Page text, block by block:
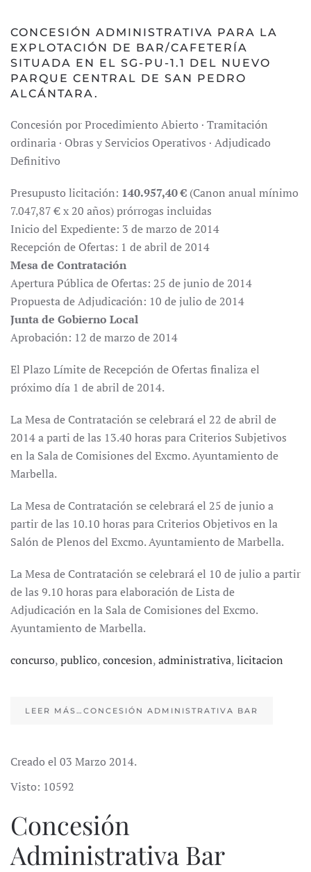
CONCESIÓN ADMINISTRATIVA PARA LA
EXPLOTACIÓN DE BAR/CAFETERÍA
SITUADA EN EL SG-PU-1.1 DEL NUEVO
PARQUE CENTRAL DE SAN PEDRO
ALCÁNTARA.
Concesión por Procedimiento Abierto · Tramitación
ordinaria · Obras y Servicios Operativos · Adjudicado
Definitivo
Presupusto licitación: 140.957,40 € (Canon anual mínimo
7.047,87 € x 20 años) prórrogas incluidas
Inicio del Expediente: 3 de marzo de 2014
Recepción de Ofertas: 1 de abril de 2014
Mesa de Contratación
Apertura Pública de Ofertas: 25 de junio de 2014
Propuesta de Adjudicación: 10 de julio de 2014
Junta de Gobierno Local
Aprobación: 12 de marzo de 2014
El Plazo Límite de Recepción de Ofertas finaliza el
próximo día 1 de abril de 2014.
La Mesa de Contratación se celebrará el 22 de abril de
2014 a parti de las 13.40 horas para Criterios Subjetivos
en la Sala de Comisiones del Excmo. Ayuntamiento de
Marbella.
La Mesa de Contratación se celebrará el 25 de junio a
partir de las 10.10 horas para Criterios Objetivos en la
Salón de Plenos del Excmo. Ayuntamiento de Marbella.
La Mesa de Contratación se celebrará el 10 de julio a partir
de las 9.10 horas para elaboración de Lista de
Adjudicación en la Sala de Comisiones del Excmo.
Ayuntamiento de Marbella.
concurso,publico,concesion,administrativa,licitacion
LEER MÁS…CONCESIÓN ADMINISTRATIVA BAR
Creado el 03 Marzo 2014.
Visto: 10592
Concesión
Administrativa Bar